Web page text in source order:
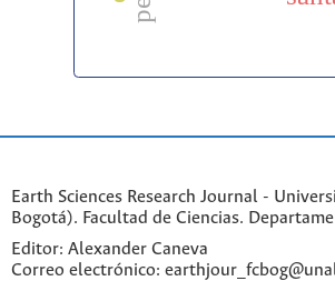
Earth Sciences Research Journal -
Bogotá). Facultad de Ciencias.
Editor: Alexander Caneva
Correo electrónico: